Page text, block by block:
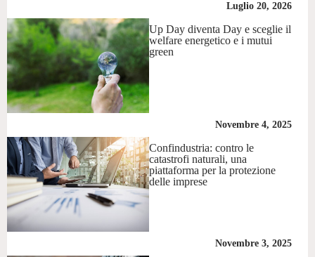
Luglio 20, 2026
Up Day diventa Day e sceglie il
welfare energetico e i mutui
green
Novembre 4, 2025
Confindustria: contro le
catastrofi naturali, una
piattaforma per la protezione
delle imprese
Novembre 3, 2025